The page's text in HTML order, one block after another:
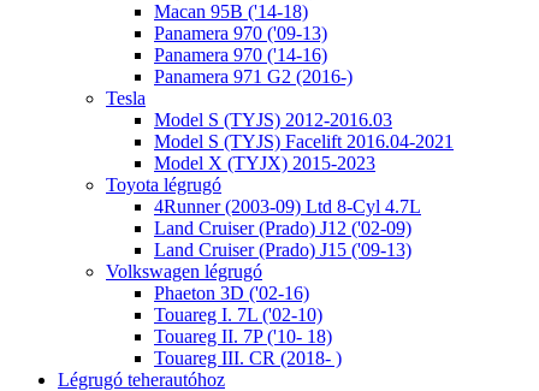
Macan 95B ('14-18)
Panamera 970 ('09-13)
Panamera 970 ('14-16)
Panamera 971 G2 (2016-)
Tesla
Model S (TYJS) 2012-2016.03
Model S (TYJS) Facelift 2016.04-2021
Model X (TYJX) 2015-2023
Toyota légrugó
4Runner (2003-09) Ltd 8-Cyl 4.7L
Land Cruiser (Prado) J12 ('02-09)
Land Cruiser (Prado) J15 ('09-13)
Volkswagen légrugó
Phaeton 3D ('02-16)
Touareg I. 7L ('02-10)
Touareg II. 7P ('10- 18)
Touareg III. CR (2018- )
Légrugó teherautóhoz